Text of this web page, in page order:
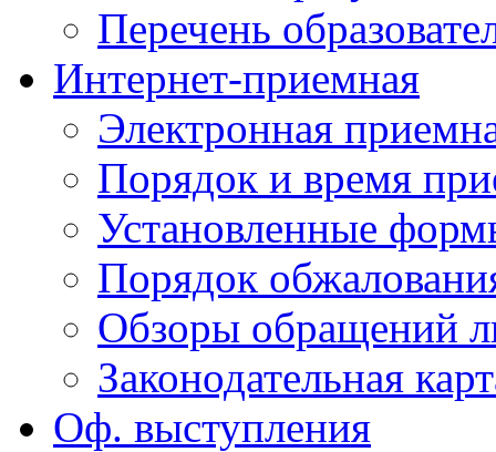
Перечень
Интернет-приемная
Электронная
Порядок и время
Установленные
Порядок
Обзоры обращений
Законодательная
Оф. выступления